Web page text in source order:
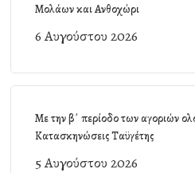
Μολάων και Ανθοχώρι
6 Αυγούστου 2026
Με την β΄ περίοδο των αγοριών
Κατασκηνώσεις Ταϋγέτης
5 Αυγούστου 2026